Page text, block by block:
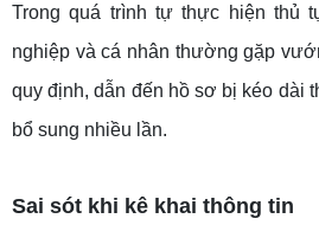
Trong quá trình tự thực hiện thủ
nghiệp và cá nhân thường gặp
quy định, dẫn đến hồ sơ bị kéo dài
bổ sung nhiều lần.
Sai sót khi kê khai thông tin